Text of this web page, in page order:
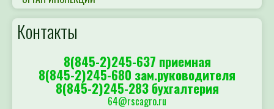
Контакты
8(845-2)245-637 приемная
8(845-2)245-680 зам.руководителя
8(845-2)245-283 бухгалтерия
64@rscagro.ru